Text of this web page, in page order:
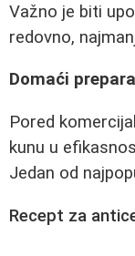
Važno je biti
redovno,
Domaći
Pored
kunu u
Jedan od
Recept za